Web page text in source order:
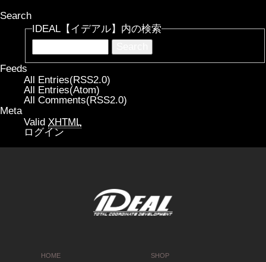
Search
IDEAL【イデアル】内の検索
Feeds
All Entries(RSS2.0)
All Entries(Atom)
All Comments(RSS2.0)
Meta
Valid XHTML
ログイン
HOME SHOP